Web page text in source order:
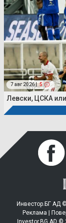
7 авг 2026 | 5
Левски, ЦСКА
Инвестор.БГ АД
Реклама